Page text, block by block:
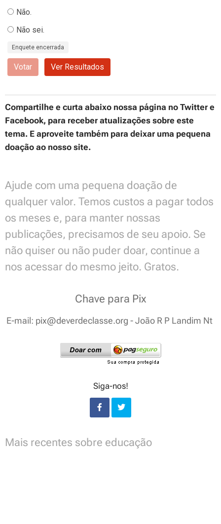
Compartilhe e curta abaixo nossa página no Twitter e
Facebook, para receber atualizações sobre este
tema. E aproveite também para deixar uma pequena
doação ao nosso site.
Ajude com uma pequena doação de
qualquer valor. Temos custos a pagar todos
os meses e, para manter nossas
publicações, precisamos de seu apoio. Se
não quiser ou não puder doar, continue a
nos acessar do mesmo jeito. Gratos.
Chave para Pix
E-mail: pix@deverdeclasse.org - João R P Landim Nt
Siga-nos!
Mais recentes sobre educação